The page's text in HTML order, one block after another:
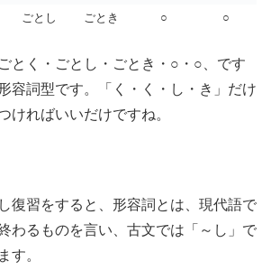
ごとし ごとき ○ ○
とく・ごとし・ごとき・○・○、です
容詞型です。「く・く・し・き」だけ
ければいいだけですね。
復習をすると、形容詞とは、現代語で
わるものを言い、古文では「～し」で
す。